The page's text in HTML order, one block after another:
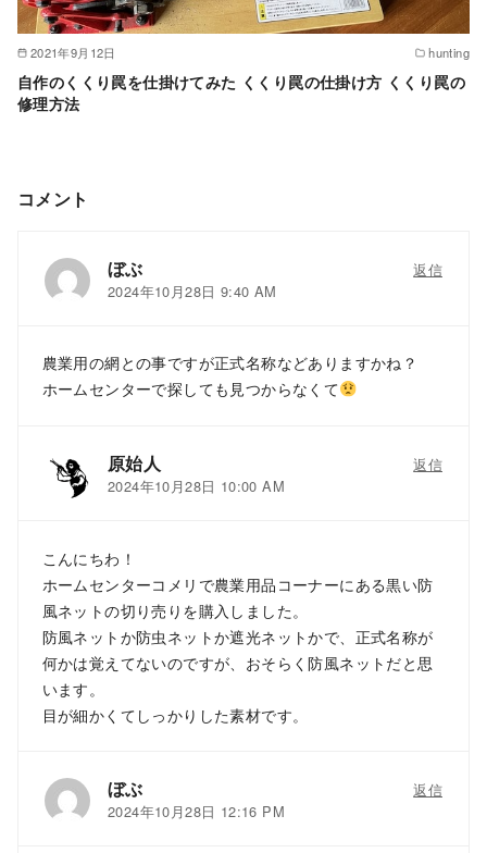
2021年9月12日 hunting
自作のくくり罠を仕掛けてみた くくり罠の仕掛け方 くくり罠の
修理方法
コメント
ぼぶ
2024年10月28日 9:40 AM
返信
農業用の網との事ですが正式名称などありますかね？
ホームセンターで探しても見つからなくて
原始人
2024年10月28日 10:00 AM
返信
こんにちわ！
ホームセンターコメリで農業用品コーナーにある黒い防
風ネットの切り売りを購入しました。
防風ネットか防虫ネットか遮光ネットかで、正式名称が
何かは覚えてないのですが、おそらく防風ネットだと思
います。
目が細かくてしっかりした素材です。
ぼぶ
2024年10月28日 12:16 PM
返信